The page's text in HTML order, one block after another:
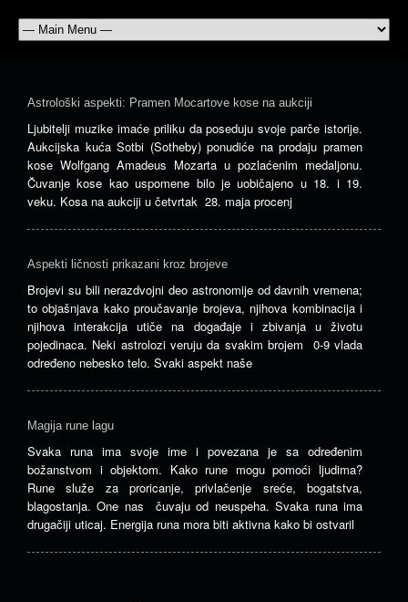
Astrološki aspekti: Pramen Mocartove kose na aukciji
Ljubitelji muzike imaće priliku da poseduju svoje parče istorije.
Aukcijska kuća Sotbi (Sotheby) ponudiće na prodaju pramen
kose Wolfgang Amadeus Mozarta u pozlaćenim medaljonu.
Čuvanje kose kao uspomene bilo je uobičajeno u 18. i 19.
veku. Kosa na aukciji u četvrtak 28. maja procenj
Aspekti ličnosti prikazani kroz brojeve
Brojevi su bili nerazdvojni deo astronomije od davnih vremena;
to objašnjava kako proučavanje brojeva, njihova kombinacija i
njihova interakcija utiče na događaje i zbivanja u životu
pojedinaca. Neki astrolozi veruju da svakim brojem 0-9 vlada
određeno nebesko telo. Svaki aspekt naše
Magija rune lagu
Svaka runa ima svoje ime i povezana je sa određenim
božanstvom i objektom. Kako rune mogu pomoći ljudima?
Rune služe za proricanje, privlačenje sreće, bogatstva,
blagostanja. One nas čuvaju od neuspeha. Svaka runa ima
drugačiji uticaj. Energija runa mora biti aktivna kako bi ostvaril